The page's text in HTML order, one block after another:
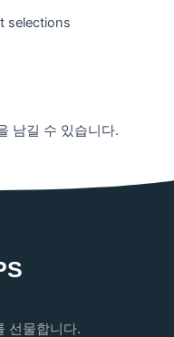
selections
남길 수 있습니다.
선물합니다.